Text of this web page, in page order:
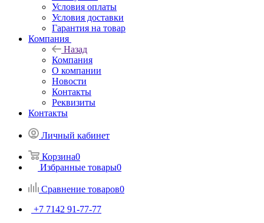
Условия оплаты
Условия доставки
Гарантия на товар
Компания
Назад
Компания
О компании
Новости
Контакты
Реквизиты
Контакты
Личный кабинет
Корзина0
Избранные товары0
Сравнение товаров0
+7 7142 91-77-77